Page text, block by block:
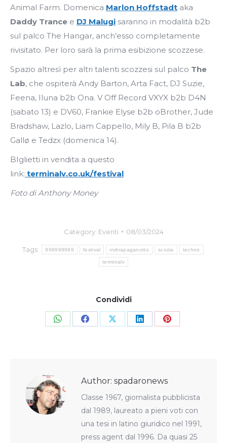
Animal Farm. Domenica Marlon Hoffstadt aka
Daddy Trance e DJ Malugi saranno in modalità b2b
sul palco The Hangar, anch’esso completamente
rivisitato. Per loro sarà la prima esibizione scozzese.
Spazio altresì per altri talenti scozzesi sul palco The
Lab, che ospiterà Andy Barton, Arta Fact, DJ Suzie,
Feena, Iluna b2b Ona. V Off Record VXYX b2b D4N
(sabato 13) e DV60, Frankie Elyse b2b oBrother, Jude
Bradshaw, Lazlo, Liam Cappello, Mily B, Pila B b2b
Gallø e Tedzx (domenica 14).
BIglietti in vendita a questo
link: terminalv.co.uk/festival
Foto di Anthony Money
Category: Eventi 08/03/2024
Tags: 999999999 festival indirapaganotto scozia techno
terminalv
Condividi
Share Share Share Share Share
Author: spadaronews
Classe 1967, giornalista pubblicista
dal 1989, laureato a pieni voti con
una tesi in latino giuridico nel 1991,
press agent dal 1996. Da quasi 25